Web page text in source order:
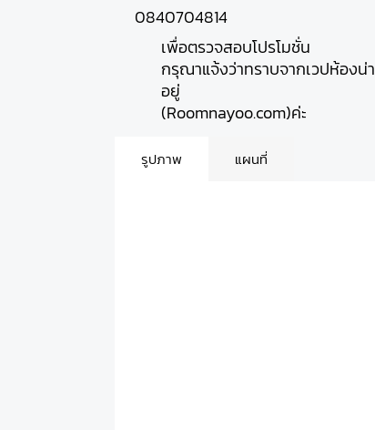
0840704814
เพื่อตรวจสอบโปรโมชั่น
กรุณาแจ้งว่าทราบจากเวปห้องน่า
อยู่
(Roomnayoo.com)ค่ะ
รูปภาพ แผนที่